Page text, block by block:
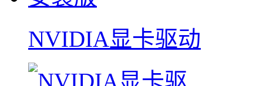
NVIDIA显卡驱动